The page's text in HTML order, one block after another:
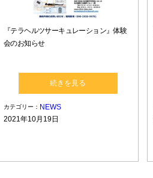
『テラヘルツサーキュレーション』体験
会のお知らせ
続きを見る
カテゴリー： NEWS
2021年10月19日